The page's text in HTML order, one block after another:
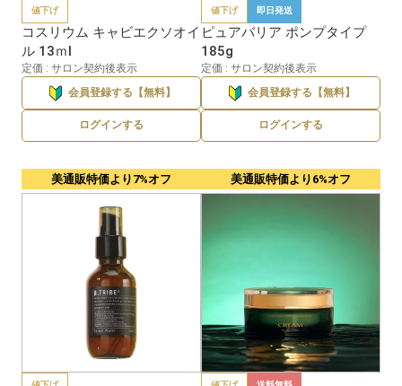
値下げ
コスリウム キャビエクソオイ
ル 13ｍl
定価 : サロン契約後表示
会員登録する【無料】
ログインする
値下げ 即日発送
ピュアバリア ポンプタイプ
185g
定価 : サロン契約後表示
会員登録する【無料】
ログインする
美通販特価より7%オフ 美通販特価より6%オフ